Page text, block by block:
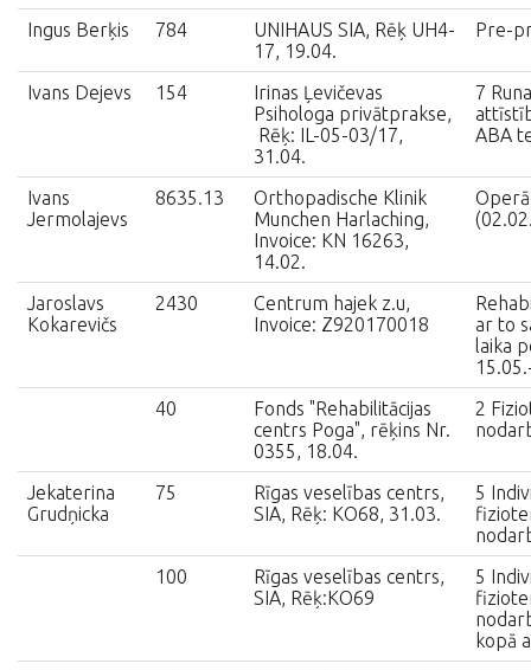
Ingus Berķis 784
UNIHAUS SIA, Rēķ UH4-
17, 19.04.
Pre-
Ivans Dejevs 154
Irinas Ļevičevas
Psihologa privātprakse,
Rēķ: IL-05-03/17,
31.04.
7
ABA
Ivans
Jermolajevs
8635.13
Orthopadische Klinik
Munchen Harlaching,
Invoice: KN 16263,
14.02.
Jaroslavs
Kokarevičs
2430
Centrum hajek z.u,
Invoice: Z920170018
ar to
laika
40
Fonds "Rehabilitācijas
centrs Poga", rēķins Nr.
0355, 18.04.
2
Jekaterina
Grudņicka
75
Rīgas veselības centrs,
SIA, Rēķ: KO68, 31.03.
5
100
Rīgas veselības centrs,
SIA, Rēķ:KO69
5
kopā